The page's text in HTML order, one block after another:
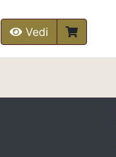
Vedi